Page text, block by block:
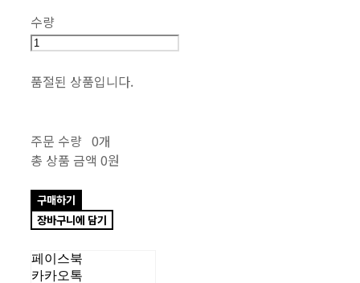
수량
품절된 상품입니다.
주문 수량 0개
총 상품 금액 0원
구매하기
장바구니에 담기
페이스북
카카오톡